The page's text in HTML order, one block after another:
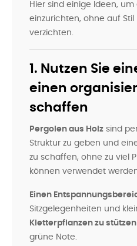
Hier sind einige Ideen,
einzurichten, ohne auf
verzichten.
1. Nutzen Sie
einen
schaffen
Pergolen aus Holz sind
Struktur zu geben und
zu schaffen, ohne zu viel
können verwendet
Einen
Sitzgelegenheiten und
Kletterpflanzen zu stützen
grüne Note.